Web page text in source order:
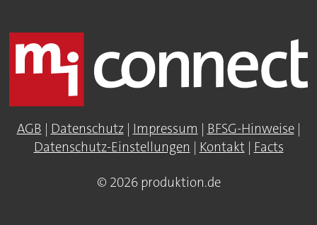
AGB | Datenschutz| Impressum | BFSG-Hinweise|
Datenschutz-Einstellungen | Kontakt| Facts
© 2026 produktion.de